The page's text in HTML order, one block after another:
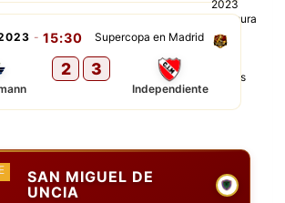
Supercopa en Madrid
- 15:30
2 3
Independiente
SAN MIGUEL DE
UNCIA
E